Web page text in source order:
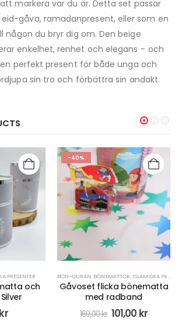
markera var du är. Detta set passar
gåva, ramadanpresent, eller som en
någon du bryr dig om. Den beige
enkelhet, renhet och elegans – och
perfekt present för både unga och
sin tro och förbättra sin andakt.
, ISLAMISKA PRESENTER ,RADBAND/MISBAHA
-20%
BÖN-QURAN, ISLAMISKA PRESENTER,RADBAND/MISBAHA
Radband med digital
räknare set - Grå
89,00kr 71,00kr